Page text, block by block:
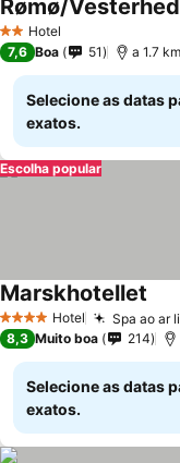
2 Estrelas
Hotel
Rømø/
7,6 Boa 51 a 1.7
Selecione as datas
exatos.
Escolha popular
4 EstrelasHotel Spa ao ar
Marskhotellet
8,3 Muito boa 214
Selecione as datas
exatos.